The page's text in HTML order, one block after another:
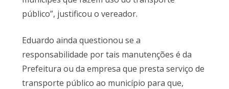
público”, justificou o vereador.
Eduardo ainda questionou se a
responsabilidade por tais manutenções é da
Prefeitura ou da empresa que presta serviço de
transporte público ao município para que,